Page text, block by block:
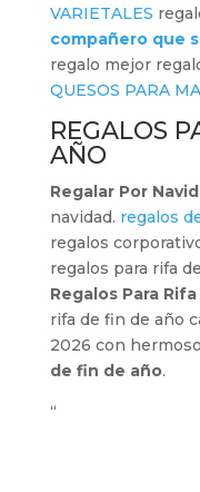
VARIETALES
compañero que
regalo mejor
QUESOS PARA
REGALOS
AÑO
Regalar Por
navidad. regalos
regalos
regalos para rifa
Regalos Para
rifa de fin de año
2026 con
de fin de año.
“